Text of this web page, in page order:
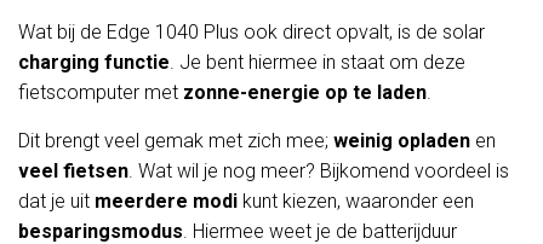
Wat bij de Edge 1040 Plus ook direct opvalt, is de solar
charging functie. Je bent hiermee in staat om deze
fietscomputer met zonne-energie op te laden.
Dit brengt veel gemak met zich mee; weinig opladen en
veel fietsen. Wat wil je nog meer? Bijkomend voordeel is
dat je uit meerdere modi kunt kiezen, waaronder een
besparingsmodus. Hiermee weet je de batterijduur